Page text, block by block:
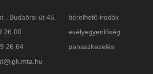
. Budaörsi út 45.
26 00
26 64
bérelhető irodák
esélyegyenlőség
panaszkezelés